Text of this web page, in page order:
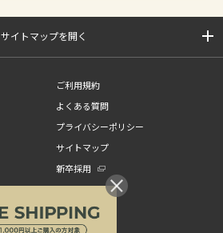
サイトマップを開く
ご利用規約
よくある質問
プライバシーポリシー
サイトマップ
新卒採用